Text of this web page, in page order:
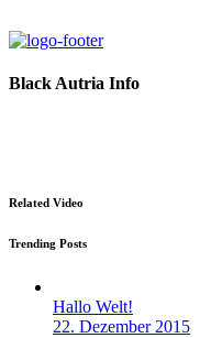
Black Autria Info
Related Video
Trending Posts
Hallo Welt!
22. Dezember 2015